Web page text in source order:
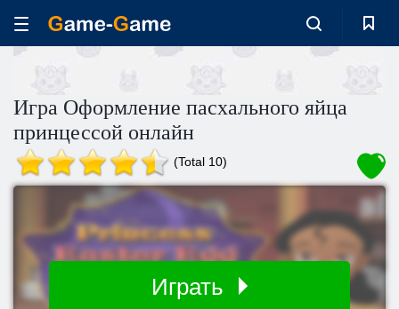
Игра Оформление пасхального яйца
принцессой онлайн
(Total 10)
Играть